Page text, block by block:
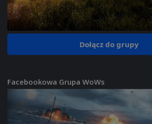
Dołącz do grupy
Facebookowa Grupa WoWs